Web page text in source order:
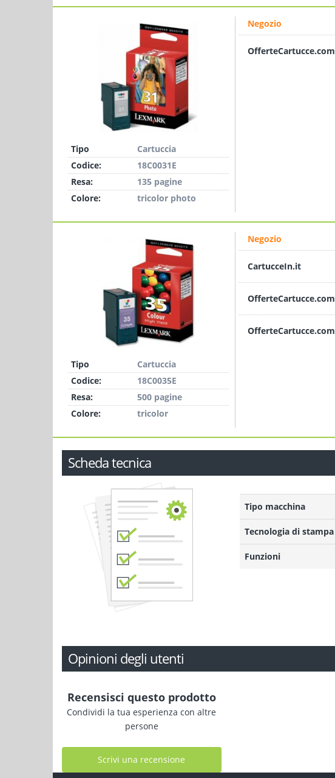
Tipo
Cartuccia
Codice:
18C0031E
Resa:
135 pagine
Colore:
tricolor photo
Negozio
OfferteCartucce.com
Tipo
Cartuccia
Codice:
18C0035E
Resa:
500 pagine
Colore:
tricolor
Negozio
CartucceIn.it
OfferteCartucce.com
OfferteCartucce.com
Scheda tecnica
Tipo macchina
Tecnologia di stampa
Funzioni
Opinioni degli utenti
Recensisci questo prodotto
Condividi la tua esperienza con altre
persone
Scrivi una recensione